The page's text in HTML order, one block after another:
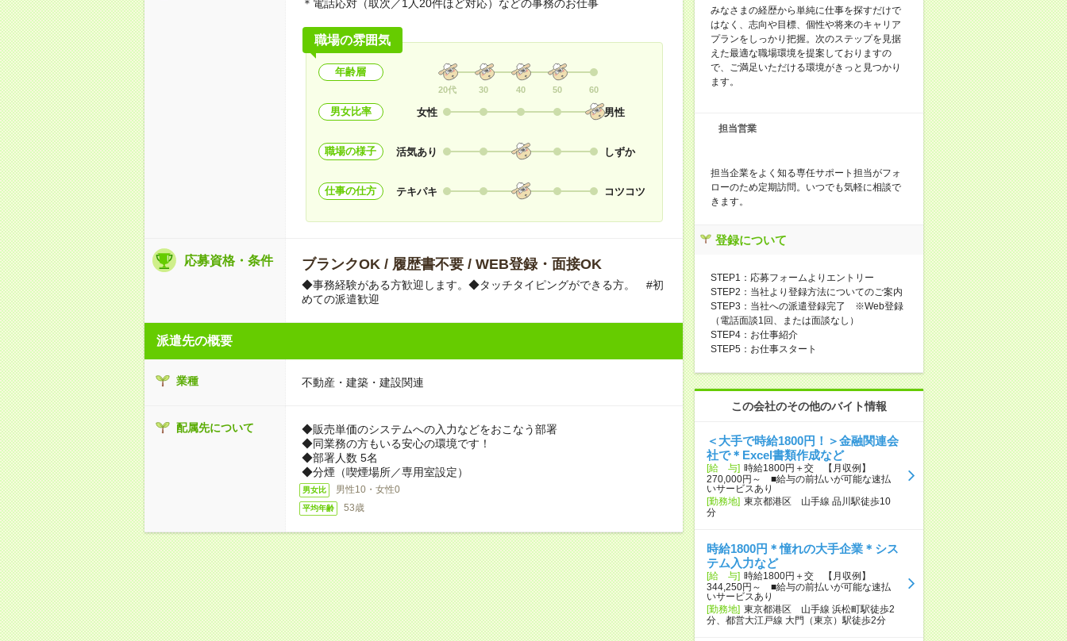
＊電話応対（取次／1人20件ほど対応）などの事務のお仕事
職場の雰囲気
年齢層
20代 30 40 50 60
男女比率 女性 男性
職場の様子 活気あり しずか
仕事の仕方 テキパキ コツコツ
応募資格・条件 ブランクOK / 履歴書不要 / WEB登録・面接OK
◆事務経験がある方歓迎します。◆タッチタイピングができる方。 #初
めての派遣歓迎
派遣先の概要
業種 不動産・建築・建設関連
配属先について
◆販売単価のシステムへの入力などをおこなう部署
◆同業務の方もいる安心の環境です！
◆部署人数 5名
◆分煙（喫煙場所／専用室設定）
男女比 男性10・女性0
平均年齢 53歳
みなさまの経歴から単純に仕事を探すだけで
はなく、志向や目標、個性や将来のキャリア
プランをしっかり把握。次のステップを見据
えた最適な職場環境を提案しておりますの
で、ご満足いただける環境がきっと見つかり
ます。
担当営業
担当企業をよく知る専任サポート担当がフォ
ローのため定期訪問。いつでも気軽に相談で
きます。
登録について
STEP1：応募フォームよりエントリー
STEP2：当社より登録方法についてのご案内
STEP3：当社への派遣登録完了 ※Web登録
（電話面談1回、または面談なし）
STEP4：お仕事紹介
STEP5：お仕事スタート
この会社のその他のバイト情報
＜大手で時給1800円！＞金融関連会
社で＊Excel書類作成など
[給 与] 時給1800円＋交 【月収例】
270,000円～ ■給与の前払いが可能な速払
いサービスあり
[勤務地] 東京都港区 山手線 品川駅徒歩10
分
時給1800円＊憧れの大手企業＊シス
テム入力など
[給 与] 時給1800円＋交 【月収例】
344,250円～ ■給与の前払いが可能な速払
いサービスあり
[勤務地] 東京都港区 山手線 浜松町駅徒歩2
分、都営大江戸線 大門（東京）駅徒歩2分